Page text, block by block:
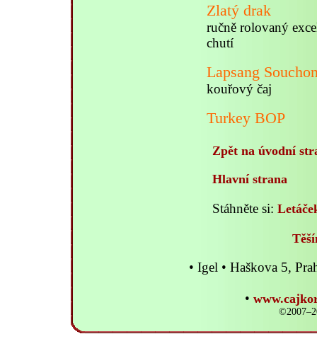
Zlatý drak
ručně rolovaný
chutí
Lapsang
kouřový čaj
Turkey BOP
Zpět na úvodní
Hlavní strana
Stáhněte si:
• Igel • Haškova 5,
•